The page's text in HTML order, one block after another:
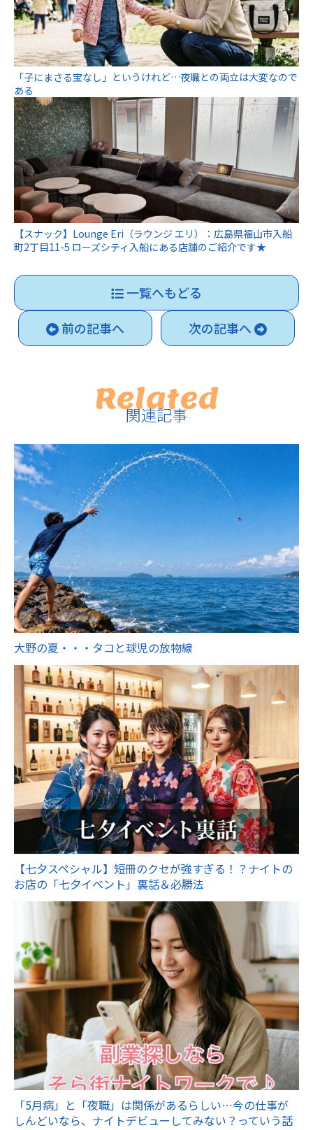
「子にまさる宝なし」というけれど…夜職との両立は大変なので
ある
【スナック】Lounge Eri（ラウンジ エリ）：広島県福山市入船
町2丁目11-5 ローズシティ入船にある店舗のご紹介です★
一覧へもどる
前の記事へ
次の記事へ
Related
関連記事
大野の夏・・・タコと球児の放物線
【七夕スペシャル】短冊のクセが強すぎる！？ナイトの
お店の「七夕イベント」裏話＆必勝法
「5月病」と「夜職」は関係があるらしい…今の仕事が
しんどいなら、ナイトデビューしてみない？っていう話